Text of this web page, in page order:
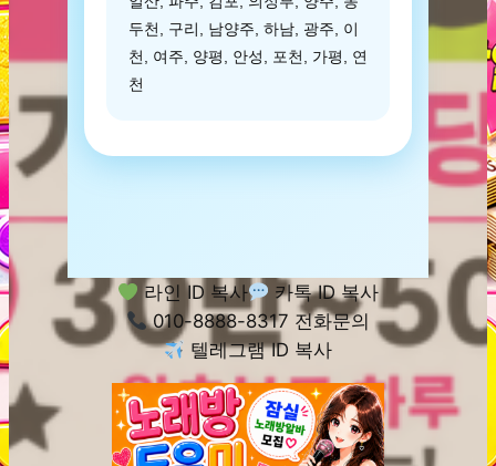
두천, 구리, 남양주, 하남, 광주, 이
천, 여주, 양평, 안성, 포천, 가평, 연
천
라인 ID 복사
카톡 ID 복사
010-8888-8317 전화문의
텔레그램 ID 복사